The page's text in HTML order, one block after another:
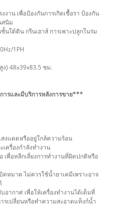
งาน เพื่อป้องกันการเกิดเชื้อรา ป้องกัน
สนิม
นใต้ดิน กรีนเฮาส์ การเพาะปลูกในร่ม
1PH
) 48x39x83.5 ซม.
รและมีบริการหลังการขาย***
งแดดหรืออยู่ใกล้ความร้อน
ครื่องกำลังทำงาน
เพื่อหลีกเลี่ยงการทำงานที่ผิดปกติหรือ
หมาด ไม่ควรใช้น้ำยาเคมีเพราะอาจ
อากาศ เพื่อให้เครื่องทำงานได้เต็มที่
รเปลี่ยนหรือทำความสะอาดแท็งก์น้ำ